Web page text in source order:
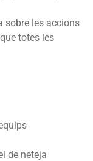
sobre les accions
totes les
de neteja